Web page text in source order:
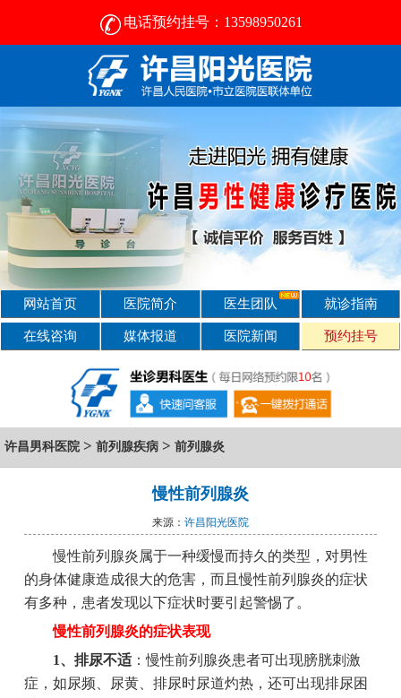
电话预约挂号：13598950261
许昌男科病医院那好- [2024新资讯] -许昌男科医院
网站首页 医院简介 医生团队 就诊指南
在线咨询 媒体报道 医院新闻 预约挂号
许昌男科医院 > 前列腺疾病 > 前列腺炎
慢性前列腺炎
来源： 许昌阳光医院
慢性前列腺炎属于一种缓慢而持久的类型，对男性
的身体健康造成很大的危害，而且慢性前列腺炎的症状
有多种，患者发现以下症状时要引起警惕了。
慢性前列腺炎的症状表现
1、排尿不适：慢性前列腺炎患者可出现膀胱刺激
症，如尿频、尿黄、排尿时尿道灼热，还可出现排尿困